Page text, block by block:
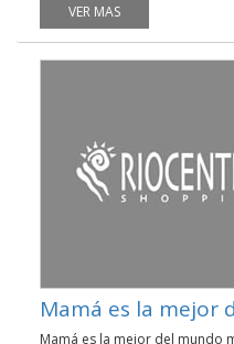
VER MAS
Mamá es la mejor
Mamá es la mejor del mundo